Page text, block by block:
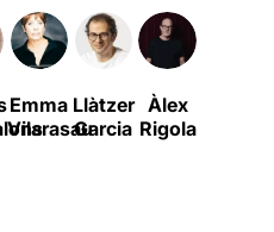
Emma
Vilarasau
Llàtzer
Garcia
Àlex
Rigola